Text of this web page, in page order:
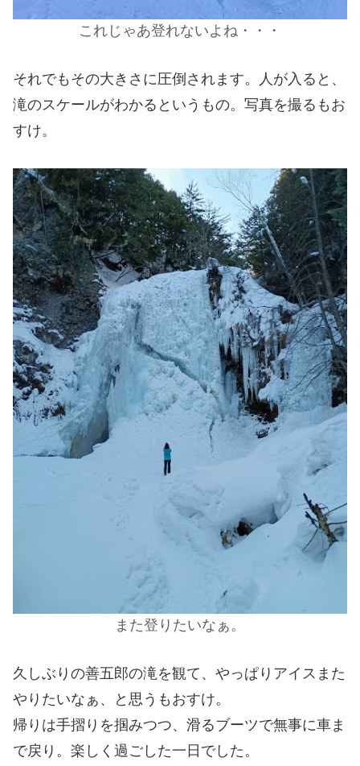
これじゃあ登れないよね・・・
それでもその大きさに圧倒されます。人が入ると、
滝のスケールがわかるというもの。写真を撮るもお
すけ。
また登りたいなぁ。
久しぶりの善五郎の滝を観て、やっぱりアイスまた
やりたいなぁ、と思うもおすけ。
帰りは手摺りを掴みつつ、滑るブーツで無事に車ま
で戻り。楽しく過ごした一日でした。